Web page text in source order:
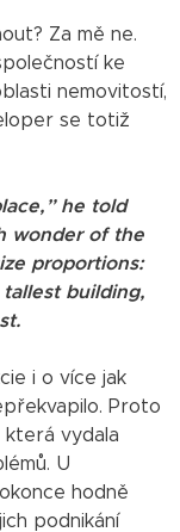
Za mě ne.
ke
nemovitostí,
se totiž
he told
wonder of the
proportions:
building,
i o více jak
Proto
která vydala
U
hodně
podnikání